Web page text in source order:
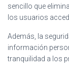
sencillo que
los usuarios
Además, la
información
tranquilidad a los